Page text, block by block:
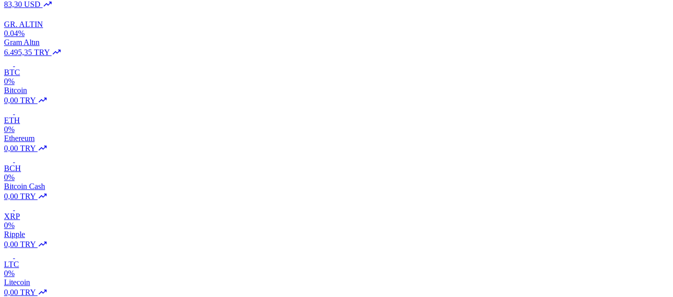
83,30 USD
GR. ALTIN
0.04%
Gram Altın
6.495,35 TRY
BTC
0%
Bitcoin
0,00 TRY
ETH
0%
Ethereum
0,00 TRY
BCH
0%
Bitcoin Cash
0,00 TRY
XRP
0%
Ripple
0,00 TRY
LTC
0%
Litecoin
0,00 TRY